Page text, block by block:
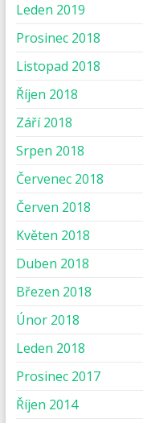
Leden 2019
Prosinec 2018
Listopad 2018
Říjen 2018
Září 2018
Srpen 2018
Červenec 2018
Červen 2018
Květen 2018
Duben 2018
Březen 2018
Únor 2018
Leden 2018
Prosinec 2017
Říjen 2014